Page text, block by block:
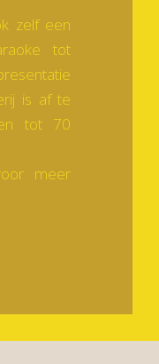
zelf een
tot
is af te
tot 70
meer